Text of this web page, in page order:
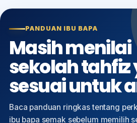
PANDUAN IBU BAPA
Masih menilai
sekolah tahfiz
sesuai untuk
Baca panduan ringkas tentang
ibu bapa semak sebelum memilih